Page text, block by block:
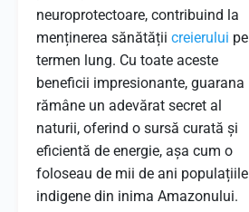
neuroprotectoare, contribuind la
menținerea sănătății creierului pe
termen lung. Cu toate aceste
beneficii impresionante, guarana
rămâne un adevărat secret al
naturii, oferind o sursă curată și
eficientă de energie, așa cum o
foloseau de mii de ani populațiile
indigene din inima Amazonului.